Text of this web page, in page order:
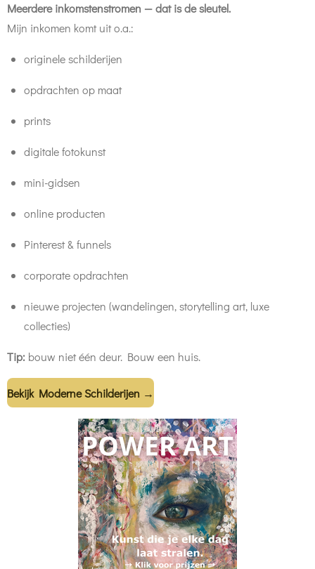
Meerdere inkomstenstromen — dat is de sleutel.
Mijn inkomen komt uit o.a.:
originele schilderijen
opdrachten op maat
prints
digitale fotokunst
mini-gidsen
online producten
Pinterest & funnels
corporate opdrachten
nieuwe projecten (wandelingen, storytelling art, luxe
collecties)
Tip: bouw niet één deur. Bouw een huis.
Bekijk Moderne Schilderijen →